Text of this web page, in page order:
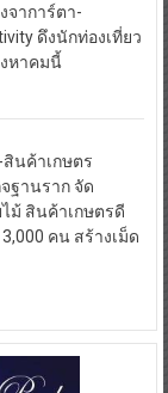
จาการ์ตา-
ดึงนักท่องเที่ยว
หาคมนี้
นค้าเกษตร
ฐานราก จัด
ม้ สินค้าเกษตรดี
คน สร้างเม็ด